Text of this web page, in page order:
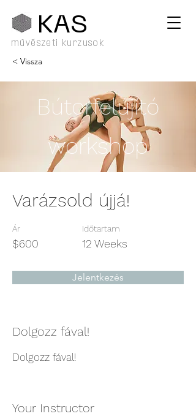
művészeti kurzusok
KAS
< Vissza
Bútorfelújító
workshop
Varázsold újjá!
Ár
$600
Időtartam
12 Weeks
Jelentkezés
Dolgozz fával!
Dolgozz fával!
Your Instructor